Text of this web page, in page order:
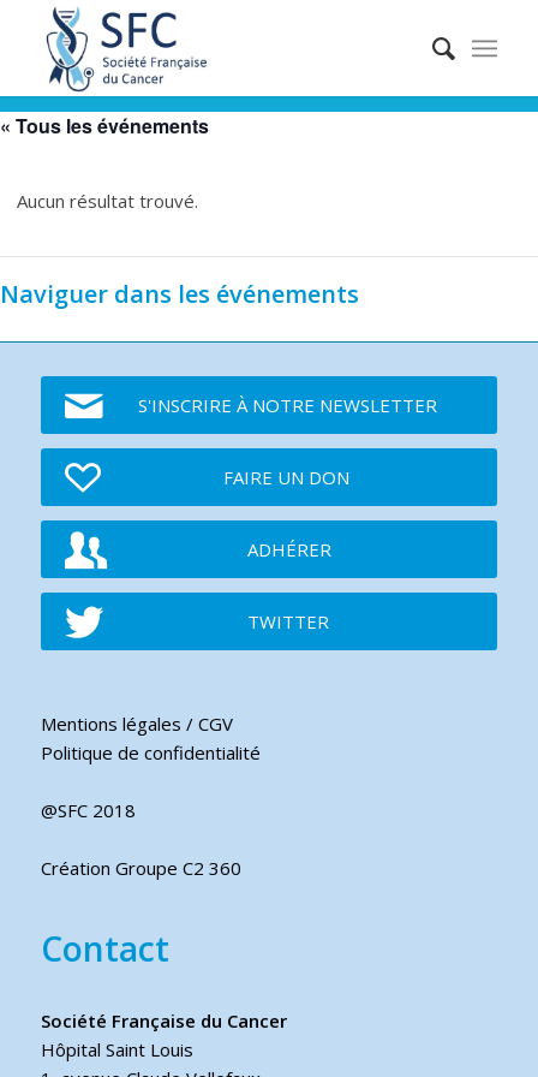
« Tous les événements
Aucun résultat trouvé.
Naviguer dans les événements
S'INSCRIRE À NOTRE NEWSLETTER
FAIRE UN DON
ADHÉRER
TWITTER
Mentions légales / CGV
Politique de confidentialité
@SFC 2018
Création Groupe C2 360
Contact
Société Française du Cancer
Hôpital Saint Louis